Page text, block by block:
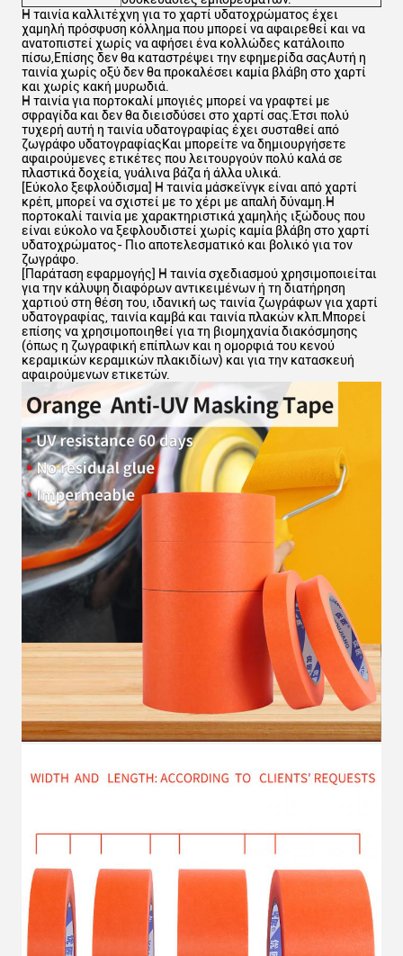
Η ταινία καλλιτέχνη για το χαρτί υδατοχρώματος έχει
χαμηλή πρόσφυση κόλλημα που μπορεί να αφαιρεθεί και να
ανατοπιστεί χωρίς να αφήσει ένα κολλώδες κατάλοιπο
πίσω,Επίσης δεν θα καταστρέψει την εφημερίδα σαςΑυτή η
ταινία χωρίς οξύ δεν θα προκαλέσει καμία βλάβη στο χαρτί
και χωρίς κακή μυρωδιά.
Η ταινία για πορτοκαλί μπογιές μπορεί να γραφτεί με
σφραγίδα και δεν θα διεισδύσει στο χαρτί σας.Έτσι πολύ
τυχερή αυτή η ταινία υδατογραφίας έχει συσταθεί από
ζωγράφο υδατογραφίαςΚαι μπορείτε να δημιουργήσετε
αφαιρούμενες ετικέτες που λειτουργούν πολύ καλά σε
πλαστικά δοχεία, γυάλινα βάζα ή άλλα υλικά.
[Εύκολο ξεφλούδισμα] Η ταινία μάσκεϊνγκ είναι από χαρτί
κρέπ, μπορεί να σχιστεί με το χέρι με απαλή δύναμη.Η
πορτοκαλί ταινία με χαρακτηριστικά χαμηλής ιξώδους που
είναι εύκολο να ξεφλουδιστεί χωρίς καμία βλάβη στο χαρτί
υδατοχρώματος- Πιο αποτελεσματικό και βολικό για τον
ζωγράφο.
[Παράταση εφαρμογής] Η ταινία σχεδιασμού χρησιμοποιείται
για την κάλυψη διαφόρων αντικειμένων ή τη διατήρηση
χαρτιού στη θέση του, ιδανική ως ταινία ζωγράφων για χαρτί
υδατογραφίας, ταινία καμβά και ταινία πλακών κλπ.Μπορεί
επίσης να χρησιμοποιηθεί για τη βιομηχανία διακόσμησης
(όπως η ζωγραφική επίπλων και η ομορφιά του κενού
κεραμικών κεραμικών πλακιδίων) και για την κατασκευή
αφαιρούμενων ετικετών.